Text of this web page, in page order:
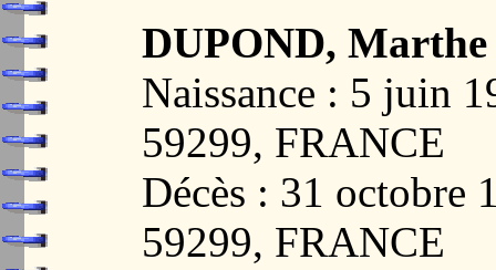
DUPOND, Marthe
Naissance : 5 juin
59299, FRANCE
Décès : 31 octobre
59299, FRANCE